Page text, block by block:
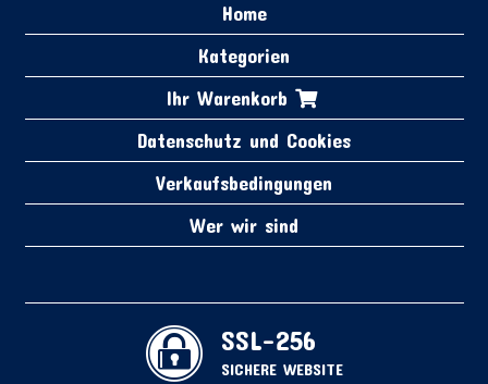
Home
Kategorien
Ihr Warenkorb
Datenschutz und Cookies
Verkaufsbedingungen
Wer wir sind
SSL-256
SICHERE WEBSITE